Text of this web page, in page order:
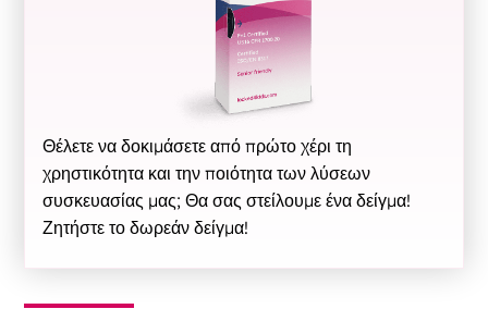
Θέλετε να δοκιμάσετε από πρώτο χέρι τη
χρηστικότητα και την ποιότητα των λύσεων
συσκευασίας μας; Θα σας στείλουμε ένα δείγμα!
Ζητήστε το δωρεάν δείγμα!